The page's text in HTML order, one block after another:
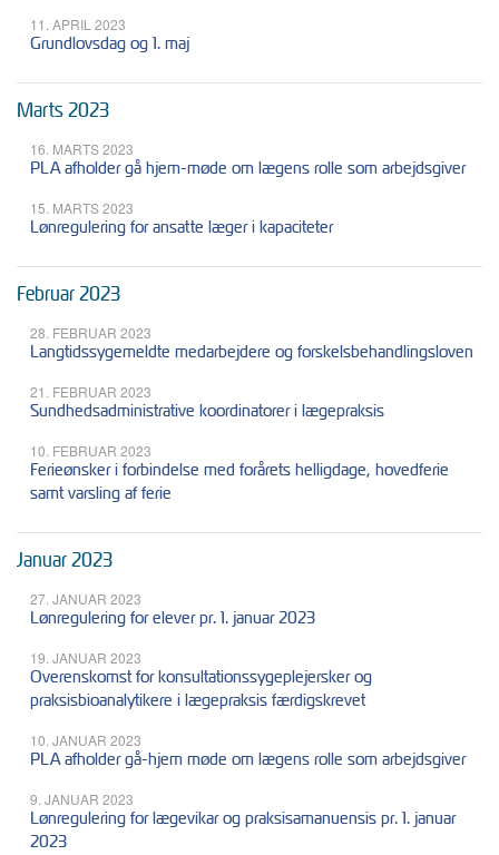
11. APRIL 2023
Grundlovsdag og 1. maj
Marts 2023
16. MARTS 2023
PLA afholder gå hjem-møde om lægens rolle som arbejdsgiver
15. MARTS 2023
Lønregulering for ansatte læger i kapaciteter
Februar 2023
28. FEBRUAR 2023
Langtidssygemeldte medarbejdere og forskelsbehandlingsloven
21. FEBRUAR 2023
Sundhedsadministrative koordinatorer i lægepraksis
10. FEBRUAR 2023
Ferieønsker i forbindelse med forårets helligdage, hovedferie
samt varsling af ferie
Januar 2023
27. JANUAR 2023
Lønregulering for elever pr. 1. januar 2023
19. JANUAR 2023
Overenskomst for konsultationssygeplejersker og
praksisbioanalytikere i lægepraksis færdigskrevet
10. JANUAR 2023
PLA afholder gå-hjem møde om lægens rolle som arbejdsgiver
9. JANUAR 2023
Lønregulering for lægevikar og praksisamanuensis pr. 1. januar
2023